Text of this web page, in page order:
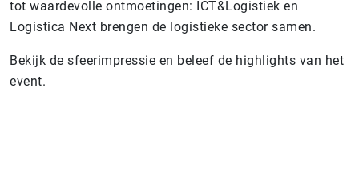
tot waardevolle ontmoetingen: ICT&Logistiek en
Logistica Next brengen de logistieke sector samen.
Bekijk de sfeerimpressie en beleef de highlights van het
event.